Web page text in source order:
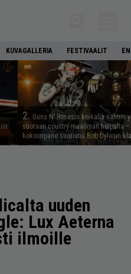
KUVAGALLERIA FESTIVAALIT
2. Guns N’ Rosesin keikalla nähtiin
suoraan country-maailman huipulta
kokoonpano suoriutui Bob Dylanin
uuden
Lux Aeterna
ilmoille